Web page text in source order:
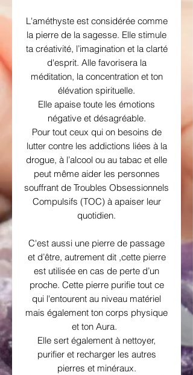
L'améthyste est considérée comme
la pierre de la sagesse. Elle stimule
ta créativité, l’imagination et la clarté
d'esprit. Alle favorisera la
méditation, la concentration et ton
élévation spirituelle.
Elle apaise toute les émotions
négative et désagréable.
Pour tout ceux qui on besoins de
lutter contre les addictions liées à la
drogue, à l’alcool ou au tabac et elle
peut même aider les personnes
souffrant de Troubles Obsessionnels
Compulsifs (TOC) à apaiser leur
quotidien.
C'est aussi une pierre de passage
et d’être, autrement dit ,cette pierre
est utilisée en cas de perte d’un
proche. Cette pierre purifie tout ce
qui l'entourent au niveau matériel
mais également ton corps physique
et ton Aura.
Elle sert également à nettoyer,
purifier et recharger les autres
pierres et minéraux.